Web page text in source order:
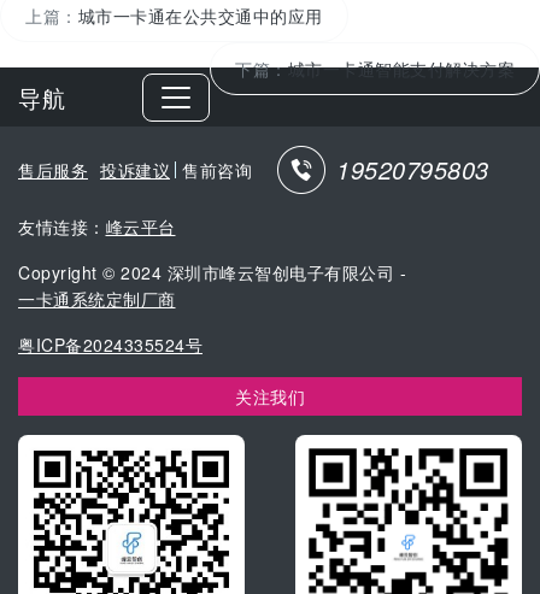
上篇： 城市一卡通在公共交通中的应用
下篇：城市一卡通智能支付解决方案
导航
售后服务 投诉建议 售前咨询 19520795803
友情连接： 峰云平台
Copyright © 2024 深圳市峰云智创电子有限公司 -
一卡通系统定制厂商
粤ICP备2024335524号
关注我们